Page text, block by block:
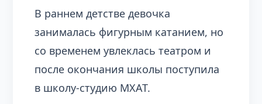
В раннем детстве девочка
занималась фигурным катанием, но
со временем увлеклась театром и
после окончания школы поступила
в школу-студию МХАТ.